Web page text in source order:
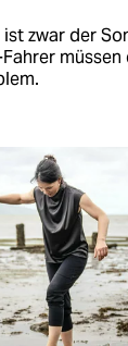
ist zwar der
müssen